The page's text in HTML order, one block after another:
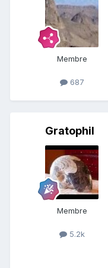
Membre
687
Gratophil
Membre
5.2k